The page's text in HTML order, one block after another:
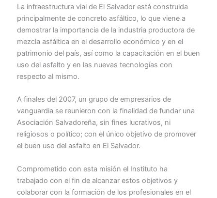
La infraestructura vial de El Salvador está construida
principalmente de concreto asfáltico, lo que viene a
demostrar la importancia de la industria productora de
mezcla asfáltica en el desarrollo económico y en el
patrimonio del país, así como la capacitación en el buen
uso del asfalto y en las nuevas tecnologías con
respecto al mismo.
A finales del 2007, un grupo de empresarios de
vanguardia se reunieron con la finalidad de fundar una
Asociación Salvadoreña, sin fines lucrativos, ni
religiosos o político; con el único objetivo de promover
el buen uso del asfalto en El Salvador.
Comprometido con esta misión el Instituto ha
trabajado con el fin de alcanzar estos objetivos y
colaborar con la formación de los profesionales en el